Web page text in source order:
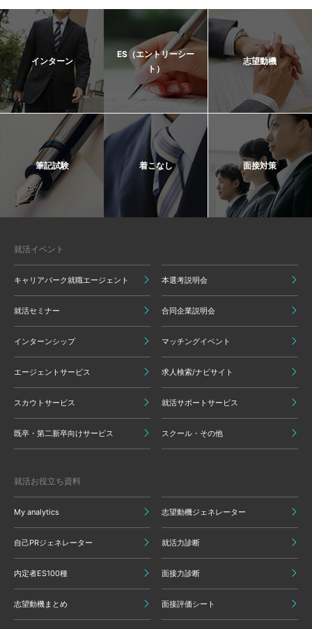
インターン
ES（エントリーシー
ト）
志望動機
筆記試験 着こなし 面接対策
就活イベント
キャリアパーク就職エージェント 本選考説明会
就活セミナー 合同企業説明会
インターンシップ マッチングイベント
エージェントサービス 求人検索/ナビサイト
スカウトサービス 就活サポートサービス
既卒・第二新卒向けサービス スクール・その他
就活お役立ち資料
My analytics 志望動機ジェネレーター
自己PRジェネレーター 就活力診断
内定者ES100種 面接力診断
志望動機まとめ 面接評価シート